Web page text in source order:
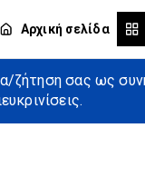
Αρχική σελίδα
ζήτηση σας ως